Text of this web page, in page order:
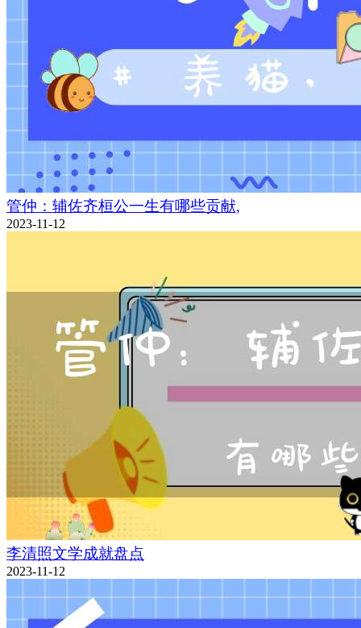
管仲：辅佐齐桓公一生有哪些贡献,
2023-11-12
李清照文学成就盘点
2023-11-12